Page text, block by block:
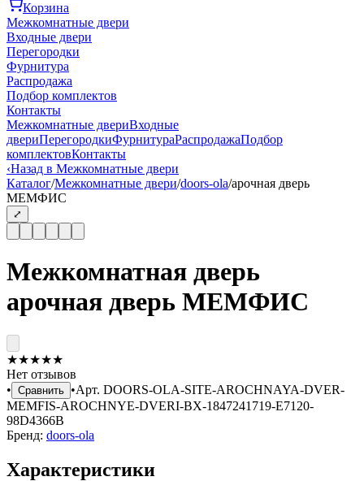
Корзина
Межкомнатные двери
Входные двери
Перегородки
Фурнитура
Распродажа
Подбор комплектов
Контакты
Межкомнатные двериВходные
двериПерегородкиФурнитураРаспродажаПодбор
комплектовКонтакты
‹Назад в Межкомнатные двери
Каталог/Межкомнатные двери/doors-ola/арочная дверь
МЕМФИС
⤢
Межкомнатная дверь
арочная дверь МЕМФИС
★★★★★
Нет отзывов
• Сравнить •Арт. DOORS-OLA-SITE-AROCHNAYA-DVER-
MEMFIS-AROCHNYE-DVERI-BX-1847241719-E7120-
98D4366B
Бренд: doors-ola
Характеристики